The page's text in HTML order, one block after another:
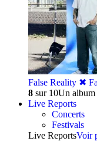
False Reality ✖︎
8 sur 10Un album
Live Reports
Concerts
Festivals
Live ReportsVoir